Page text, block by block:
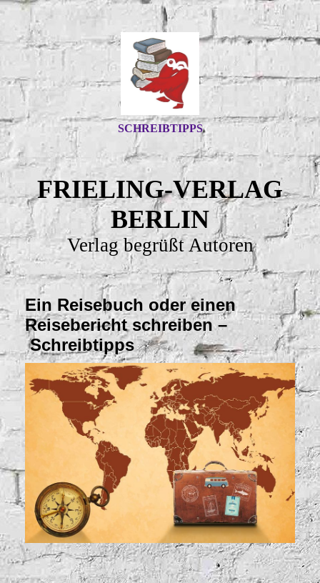
SCHREIBTIPPS
FRIELING-VERLAG
BERLIN
Verlag begrüßt Autoren
Ein Reisebuch oder einen
Reisebericht schreiben–
Schreibtipps